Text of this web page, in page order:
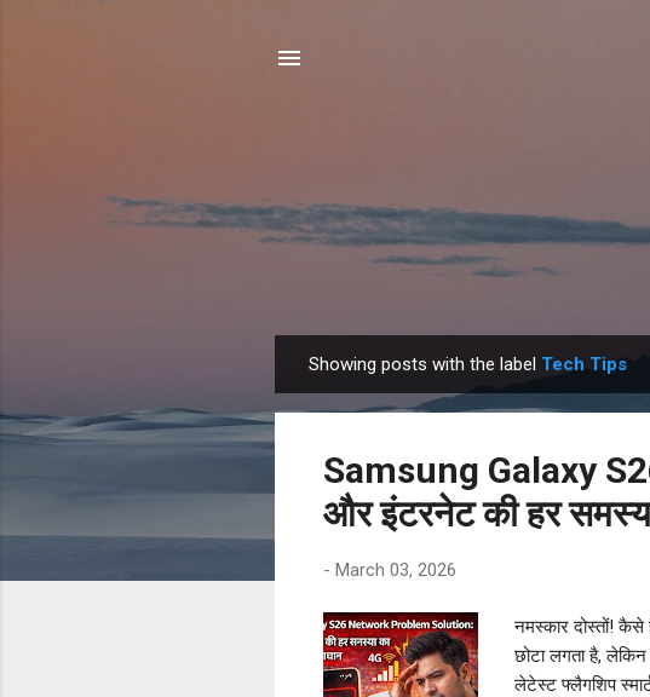
o
Showing posts with the label Tech Tips
Samsung Galaxy
और इंटरनेट की हर
- March 03, 2026
नमस्कार दोस्तों!
छोटा लगता है,
लेटेस्ट फ्लैगशिप